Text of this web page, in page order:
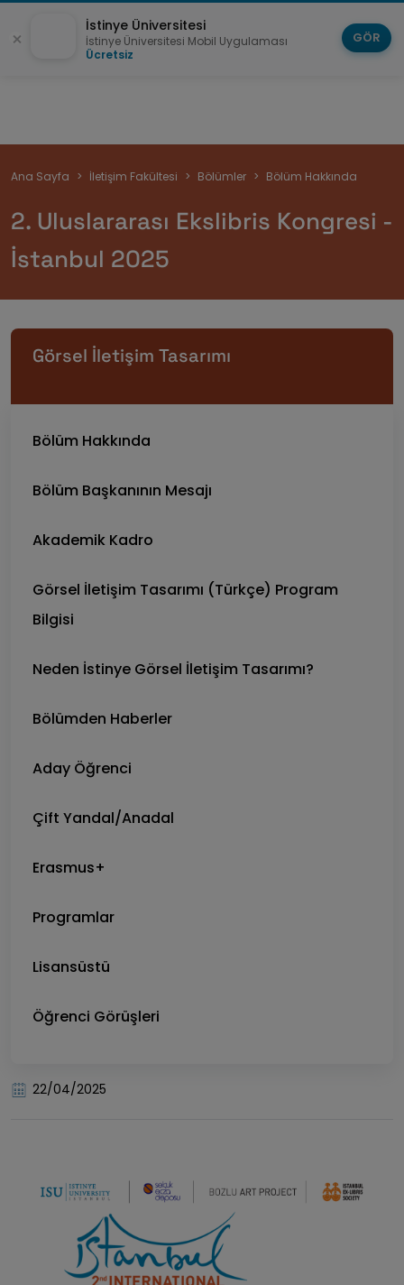
Sayfa
Ana Sayfa İletişim Fakültesi Bölümler Bölüm Hakkında
2. Uluslararası Ekslibris Kongresi -
İstanbul 2025
Görsel İletişim Tasarımı
Bölüm Hakkında
Bölüm Başkanının Mesajı
Akademik Kadro
Görsel İletişim Tasarımı (Türkçe) Program
Bilgisi
Neden İstinye Görsel İletişim Tasarımı?
Bölümden Haberler
Aday Öğrenci
Çift Yandal/Anadal
Erasmus+
Programlar
Lisansüstü
Öğrenci Görüşleri
22/04/2025
İstinye Üniversitesi
İstinye Üniversitesi Mobil Uygulaması
Ücretsiz
GÖR